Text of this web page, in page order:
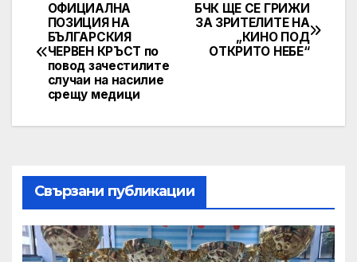
Post
navigation
БЧК ЩЕ СЕ ГРИЖИ
ЗА ЗРИТЕЛИТЕ НА
„КИНО ПОД
ОТКРИТО НЕБЕ“
ОФИЦИАЛНА
ПОЗИЦИЯ НА
БЪЛГАРСКИЯ
ЧЕРВЕН КРЪСТ по
повод зачестилите
случаи на насилие
срещу медици
Свързани публикации